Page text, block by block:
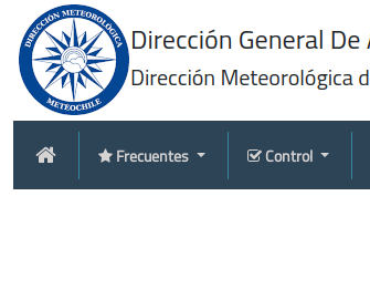
Frecuentes Control